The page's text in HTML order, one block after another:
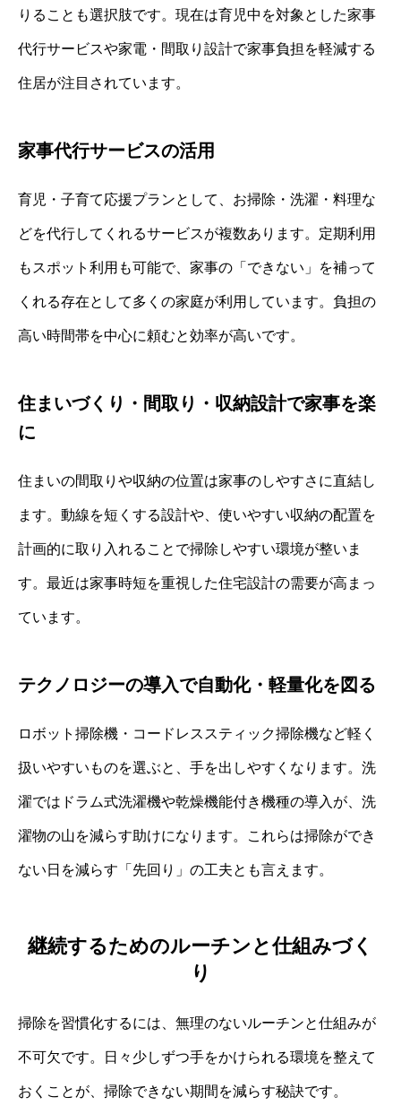
りることも選択肢です。現在は育児中を対象とした家事
代行サービスや家電・間取り設計で家事負担を軽減する
住居が注目されています。
家事代行サービスの活用
育児・子育て応援プランとして、お掃除・洗濯・料理な
どを代行してくれるサービスが複数あります。定期利用
もスポット利用も可能で、家事の「できない」を補って
くれる存在として多くの家庭が利用しています。負担の
高い時間帯を中心に頼むと効率が高いです。
住まいづくり・間取り・収納設計で家事を楽
に
住まいの間取りや収納の位置は家事のしやすさに直結し
ます。動線を短くする設計や、使いやすい収納の配置を
計画的に取り入れることで掃除しやすい環境が整いま
す。最近は家事時短を重視した住宅設計の需要が高まっ
ています。
テクノロジーの導入で自動化・軽量化を図る
ロボット掃除機・コードレススティック掃除機など軽く
扱いやすいものを選ぶと、手を出しやすくなります。洗
濯ではドラム式洗濯機や乾燥機能付き機種の導入が、洗
濯物の山を減らす助けになります。これらは掃除ができ
ない日を減らす「先回り」の工夫とも言えます。
継続するためのルーチンと仕組みづく
り
掃除を習慣化するには、無理のないルーチンと仕組みが
不可欠です。日々少しずつ手をかけられる環境を整えて
おくことが、掃除できない期間を減らす秘訣です。